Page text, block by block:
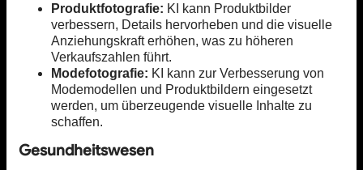
Produktfotografie: KI kann Produktbilder
verbessern, Details hervorheben und die visuelle
Anziehungskraft erhöhen, was zu höheren
Verkaufszahlen führt.
Modefotografie: KI kann zur Verbesserung von
Modemodellen und Produktbildern eingesetzt
werden, um überzeugende visuelle Inhalte zu
schaffen.
Gesundheitswesen